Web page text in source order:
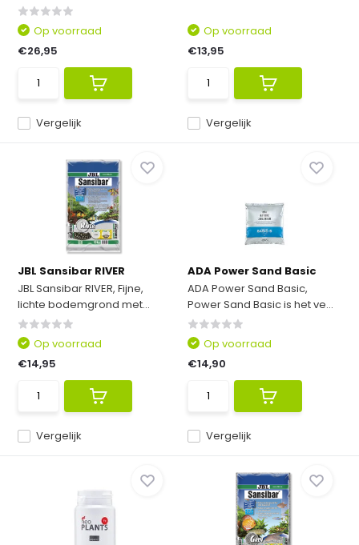
Vergelijk
Op voorraad
€26,95
Vergelijk
Op voorraad
€13,95
JBL Sansibar RIVER
JBL Sansibar RIVER, Fijne,
lichte bodemgrond met...
Vergelijk
Op voorraad
€14,95
ADA Power Sand Basic
ADA Power Sand Basic,
Power Sand Basic is het ve...
Vergelijk
Op voorraad
€14,90